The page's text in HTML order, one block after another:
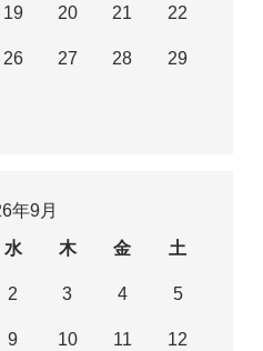
19 20 21 22
26 27 28 29
年9月
水 木 金 土
2 3 4 5
9 10 11 12